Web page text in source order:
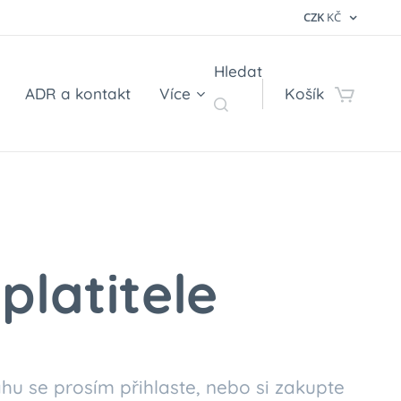
CZK KČ
ADR a kontakt Více
Hledat
Košík
se prosím přihlaste, nebo si zakupte